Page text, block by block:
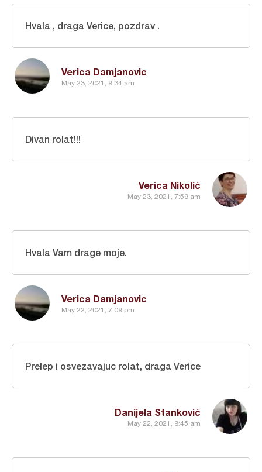
Verica Damjanovic
May 23, 2021, 9:34 am
Hvala , draga Verice, pozdrav .
Verica Nikolić
May 23, 2021, 7:59 am
Divan rolat!!!
Verica Damjanovic
May 22, 2021, 7:09 pm
Hvala Vam drage moje.
Danijela Stanković
May 22, 2021, 9:45 am
Prelep i osvezavajuc rolat, draga Verice